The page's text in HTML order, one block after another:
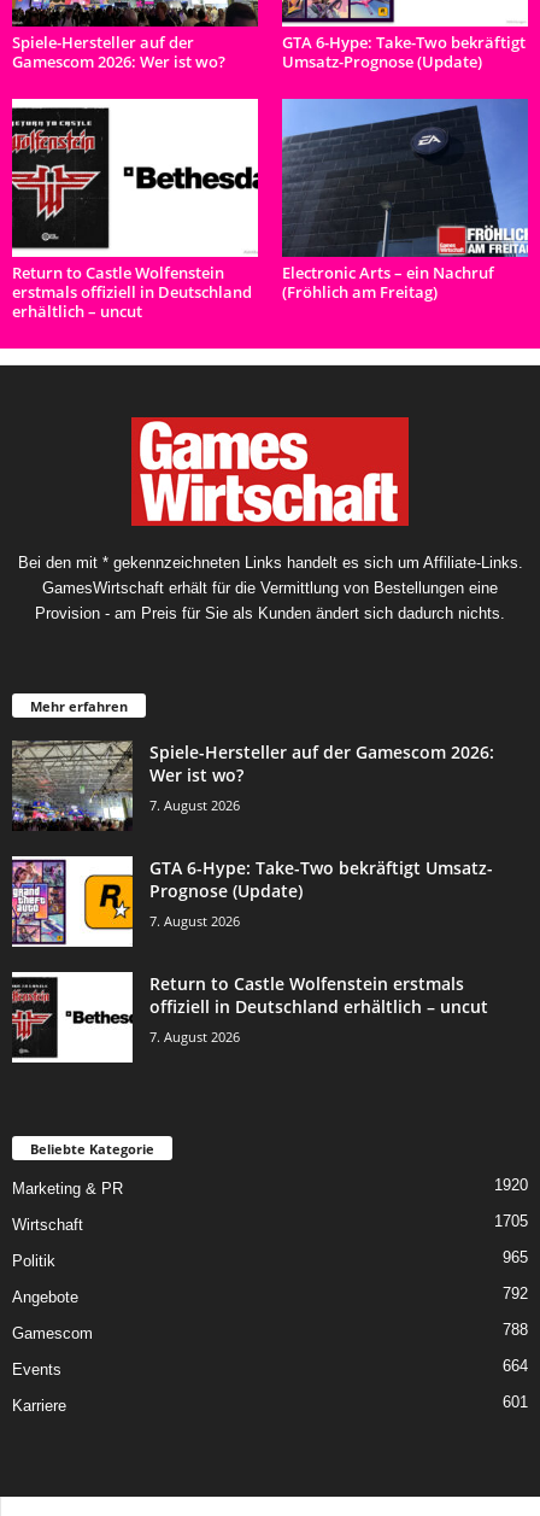
Spiele-Hersteller auf der
Gamescom 2026: Wer ist wo?
GTA 6-Hype: Take-Two bekräftigt
Umsatz-Prognose (Update)
Return to Castle Wolfenstein
erstmals offiziell in Deutschland
erhältlich – uncut
Electronic Arts – ein Nachruf
(Fröhlich am Freitag)
Bei den mit * gekennzeichneten Links handelt es sich um Affiliate-Links.
GamesWirtschaft erhält für die Vermittlung von Bestellungen eine
Provision - am Preis für Sie als Kunden ändert sich dadurch nichts.
Mehr erfahren
Spiele-Hersteller auf der Gamescom 2026:
Wer ist wo?
7. August 2026
GTA 6-Hype: Take-Two bekräftigt Umsatz-
Prognose (Update)
7. August 2026
Return to Castle Wolfenstein erstmals
offiziell in Deutschland erhältlich – uncut
7. August 2026
Beliebte Kategorie
Marketing & PR 1920
Wirtschaft 1705
Politik 965
Angebote 792
Gamescom 788
Events 664
Karriere 601